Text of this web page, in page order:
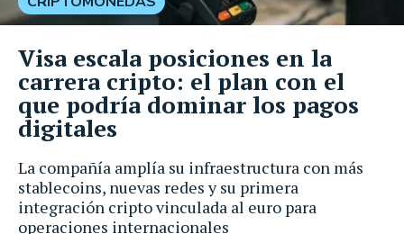
La compañía amplía su infraestructura con más
stablecoins, nuevas redes y su primera
integración cripto vinculada al euro para
operaciones internacionales
Visa escala posiciones en la
carrera cripto: el plan con el
que podría dominar los pagos
digitales